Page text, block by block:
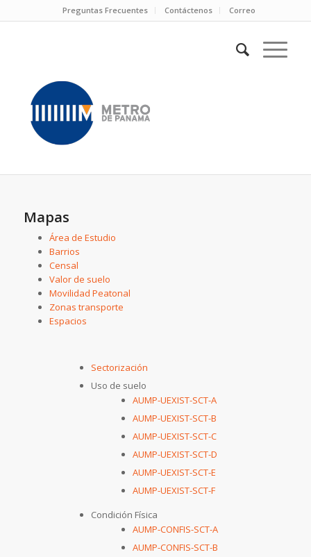
Preguntas Frecuentes Contáctenos Correo
Mapas
Área de Estudio
Barrios
Censal
Valor de suelo
Movilidad Peatonal
Zonas transporte
Espacios
Sectorización
Uso de suelo
AUMP-UEXIST-SCT-A
AUMP-UEXIST-SCT-B
AUMP-UEXIST-SCT-C
AUMP-UEXIST-SCT-D
AUMP-UEXIST-SCT-E
AUMP-UEXIST-SCT-F
Condición Física
AUMP-CONFIS-SCT-A
AUMP-CONFIS-SCT-B